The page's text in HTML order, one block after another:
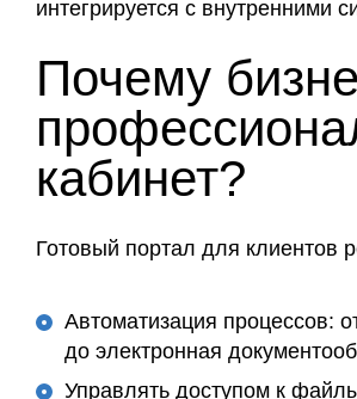
интегрируется с внутренними
Почему
кабинет?
Готовый портал для клиентов
Автоматизация процессов:
до электронная
Управлять доступом к